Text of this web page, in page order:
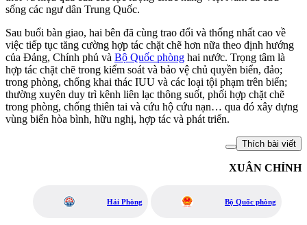
sống các ngư dân Trung Quốc.
Sau buổi bàn giao, hai bên đã cùng trao đổi và thống nhất cao về
việc tiếp tục tăng cường hợp tác chặt chẽ hơn nữa theo định hướng
của Đảng, Chính phủ và Bộ Quốc phòng hai nước. Trọng tâm là
hợp tác chặt chẽ trong kiểm soát và bảo vệ chủ quyền biển, đảo;
trong phòng, chống khai thác IUU và các loại tội phạm trên biển;
thường xuyên duy trì kênh liên lạc thông suốt, phối hợp chặt chẽ
trong phòng, chống thiên tai và cứu hộ cứu nạn… qua đó xây dựng
vùng biển hòa bình, hữu nghị, hợp tác và phát triển.
Thích bài viết
XUÂN CHÍNH
Hải Phòng Bộ Quốc phòng